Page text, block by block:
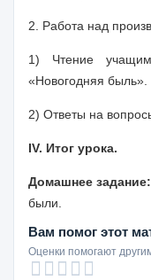
2. Работа над
1) Чтение
«Новогодняя быль».
2) Ответы на
IV. Итог урока.
Домашнее задание:
были.
Вам помог этот
Оценки помогают